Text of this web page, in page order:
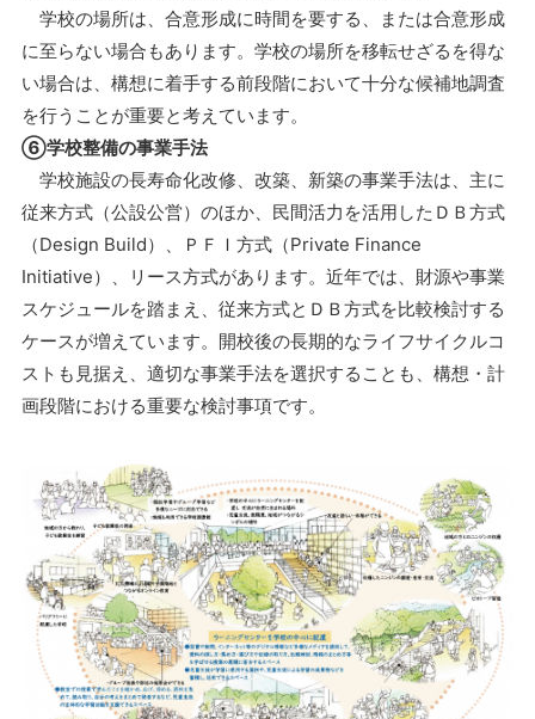
学校の場所は、合意形成に時間を要する、または合意形成
に至らない場合もあります。学校の場所を移転せざるを得な
い場合は、構想に着手する前段階において十分な候補地調査
を行うことが重要と考えています。
⑥学校整備の事業手法
学校施設の長寿命化改修、改築、新築の事業手法は、主に
従来方式（公設公営）のほか、民間活力を活用したＤＢ方式
（Design Build）、ＰＦＩ方式（Private Finance
Initiative）、リース方式があります。近年では、財源や事業
スケジュールを踏まえ、従来方式とＤＢ方式を比較検討する
ケースが増えています。開校後の長期的なライフサイクルコ
ストも見据え、適切な事業手法を選択することも、構想・計
画段階における重要な検討事項です。